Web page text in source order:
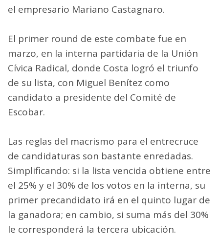
el empresario Mariano Castagnaro.
El primer round de este combate fue en
marzo, en la interna partidaria de la Unión
Cívica Radical, donde Costa logró el triunfo
de su lista, con Miguel Benítez como
candidato a presidente del Comité de
Escobar.
Las reglas del macrismo para el entrecruce
de candidaturas son bastante enredadas.
Simplificando: si la lista vencida obtiene entre
el 25% y el 30% de los votos en la interna, su
primer precandidato irá en el quinto lugar de
la ganadora; en cambio, si suma más del 30%
le corresponderá la tercera ubicación.